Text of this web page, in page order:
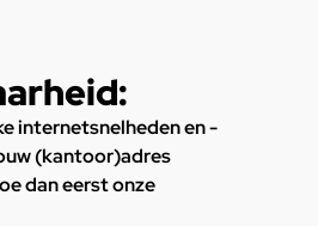
internetsnelheden en -
(kantoor)adres
dan eerst onze